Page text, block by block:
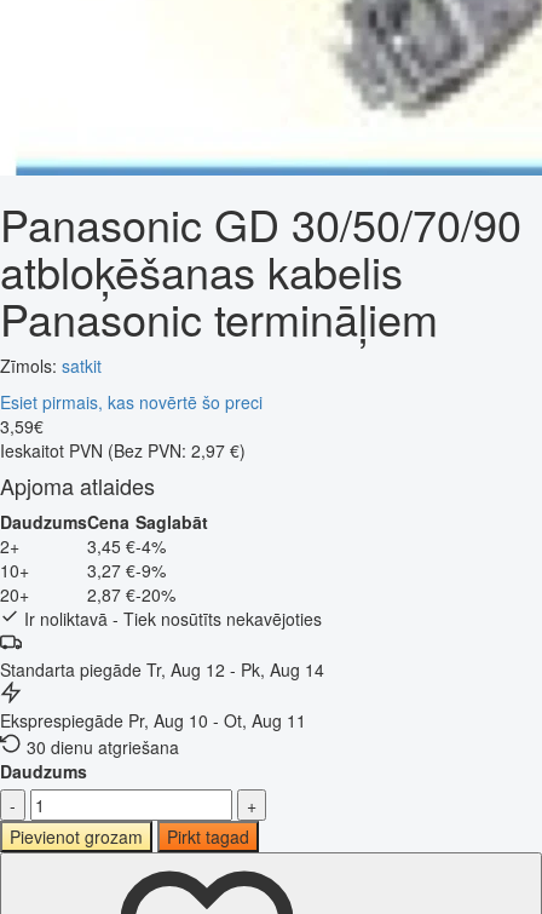
Panasonic GD 30/50/70/90
atbloķēšanas kabelis
Panasonic termināļiem
Zīmols: satkit
Esiet pirmais, kas novērtē šo preci
3,59€
Ieskaitot PVN (Bez PVN: 2,97 €)
Apjoma atlaides
DaudzumsCena Saglabāt
2+
3,45 €-4%
10+
3,27 €-9%
20+
2,87 €-20%
Ir noliktavā - Tiek nosūtīts nekavējoties
Standarta piegāde Tr, Aug 12 - Pk, Aug 14
Eksprespiegāde Pr, Aug 10 - Ot, Aug 11
30 dienu atgriešana
Daudzums
-
+
Pievienot grozam
Pirkt tagad